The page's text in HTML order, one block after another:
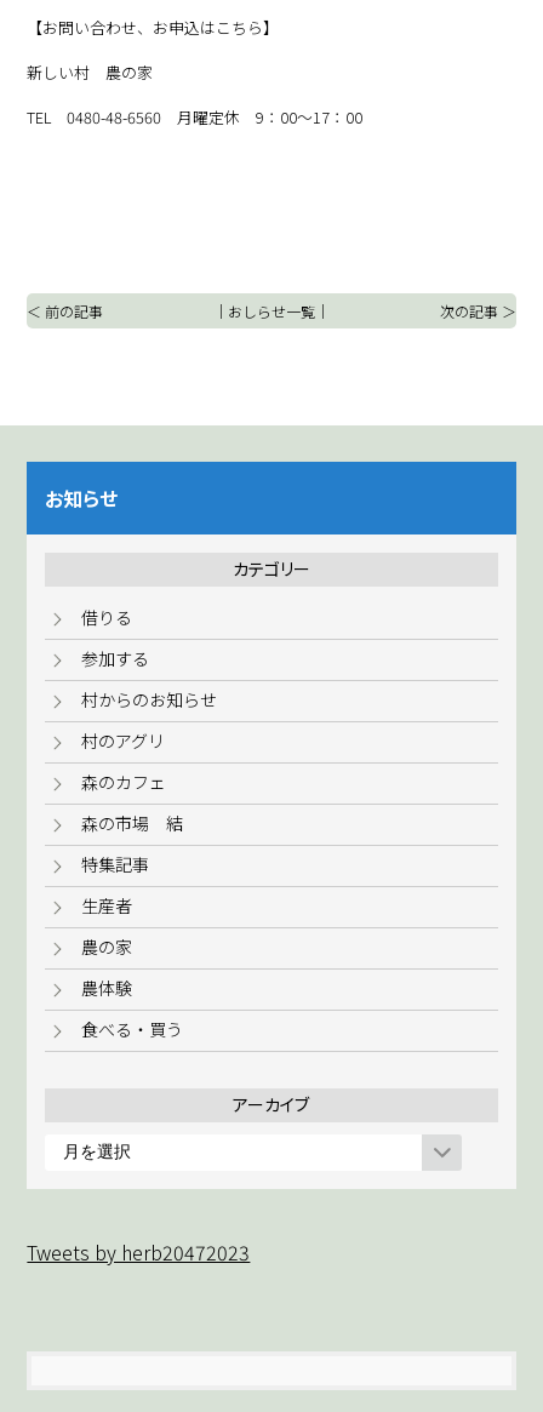
【お問い合わせ、お申込はこちら】
新しい村 農の家
TEL 0480-48-6560 月曜定休 9：00～17：00
＜ 前の記事 ｜ おしらせ一覧｜ 次の記事 ＞
お知らせ
カテゴリー
借りる
参加する
村からのお知らせ
村のアグリ
森のカフェ
森の市場 結
特集記事
生産者
農の家
農体験
食べる・買う
アーカイブ
ブ
Tweets by herb20472023